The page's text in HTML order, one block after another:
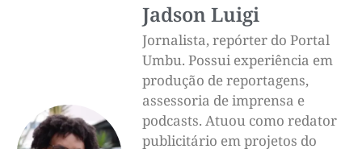
Jadson Luigi
Jornalista, repórter do Portal
Umbu. Possui experiência em
produção de reportagens,
assessoria de imprensa e
podcasts. Atuou como redator
publicitário em projetos do